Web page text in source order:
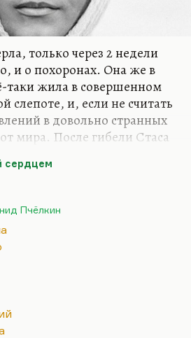
только через 2 недели
и о похоронах. Она же в
таки жила в совершенном
слепоте, и, если не считать
в довольно странных
мира. После гибели Стаса
знал Виктора Проскурина
не трогал. Он близко
и всегда говорил, что это та
которой время не пришло.
буду ходить по
же иногда поговорить с
с некоторой мерой
— это то, что
сердцем
Пчёлкин